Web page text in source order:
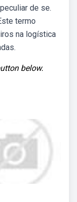
de se.
termo
na logística
below.